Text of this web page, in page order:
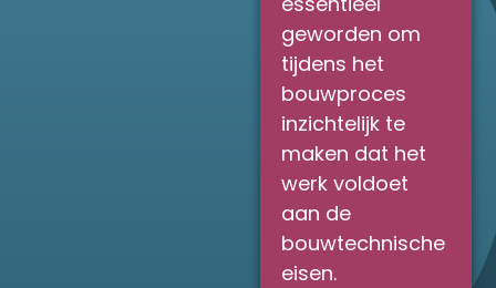
geworden om
tijdens het
bouwproces
inzichtelijk te
maken dat het
werk voldoet
aan de
bouwtechnische
eisen.